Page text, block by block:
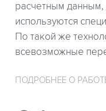
расчетным
используются
По такой же
всевозможные
ПОДРОБНЕЕ О